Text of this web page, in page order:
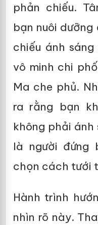
phản chiếu.
bạn nuôi
chiếu ánh
vô minh chi
Ma che phủ.
ra rằng bạn
không phải
là người đứng
chọn cách tưới
Hành trình
nhìn rõ này.